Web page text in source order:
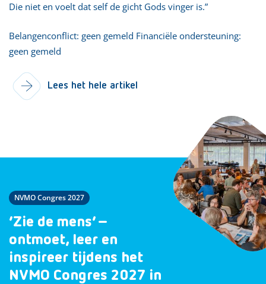
Die niet en voelt dat self de gicht Gods vinger is.”
Belangenconflict: geen gemeld Financiële ondersteuning:
geen gemeld
Lees het hele artikel
NVMO Congres 2027
‘Zie de mens’ –
ontmoet, leer en
inspireer tijdens het
NVMO Congres 2027 in